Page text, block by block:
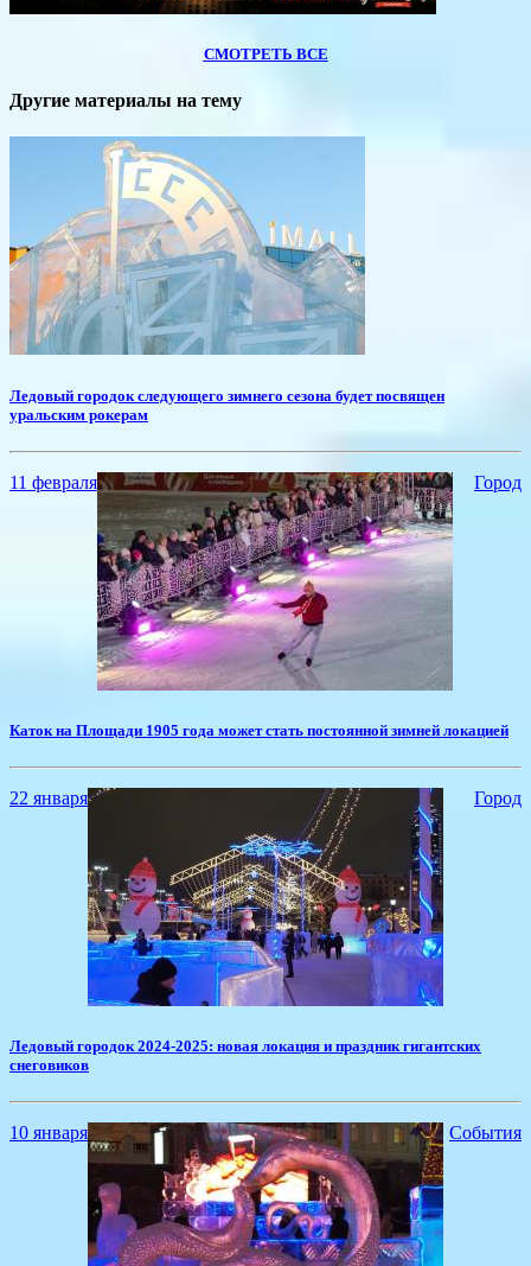
СМОТРЕТЬ ВСЕ
Другие материалы на тему
​Ледовый городок следующего зимнего сезона будет посвящен
уральским рокерам
11 февраля Город
​Каток на Площади 1905 года может стать постоянной зимней локацией
22 января Город
​Ледовый городок 2024-2025: новая локация и праздник гигантских
снеговиков
10 января События